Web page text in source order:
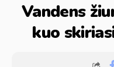
Vandens
kuo